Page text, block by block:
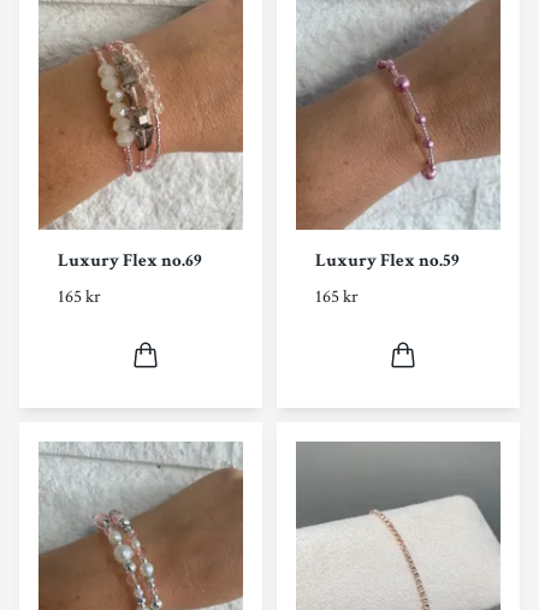
Luxury Flex no.69
165 kr
Luxury Flex no.59
165 kr